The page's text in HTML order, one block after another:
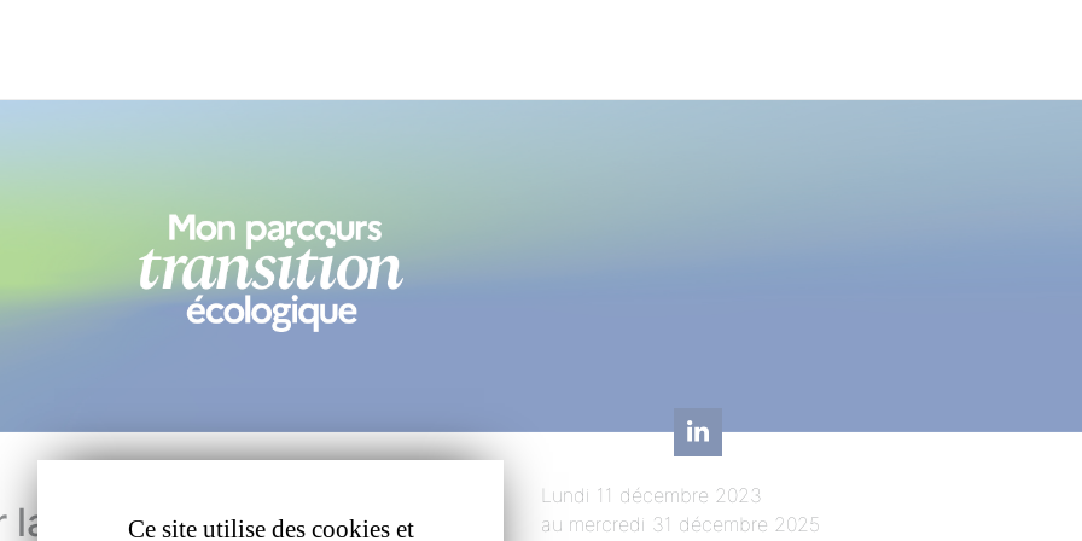
la plateforme d'inscription
​Lundi 11 décembre 2023
au mercredi 31 décembre 2025
Ce site utilise des cookies et